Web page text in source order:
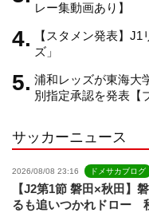
レー集動画あり】
【スタメン発表】
ズ」
浦和レッズが東海大
別指定承認を発表【
サッカーニュース
2026/08/08 23:16 ドメサカブログ
【J2第1節 磐田×秋田】
るも追いつかれドロー